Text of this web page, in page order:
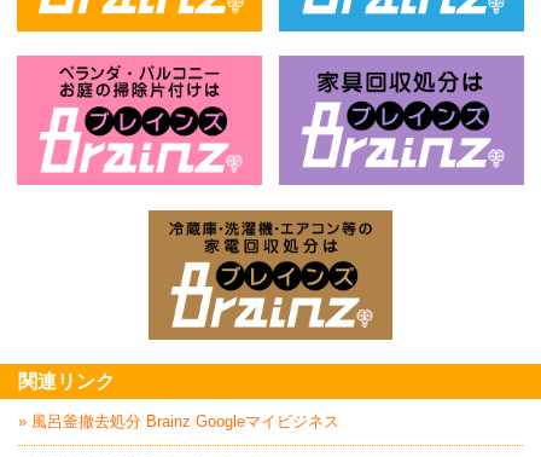
関連リンク
» 風呂釜撤去処分 Brainz Googleマイビジネス